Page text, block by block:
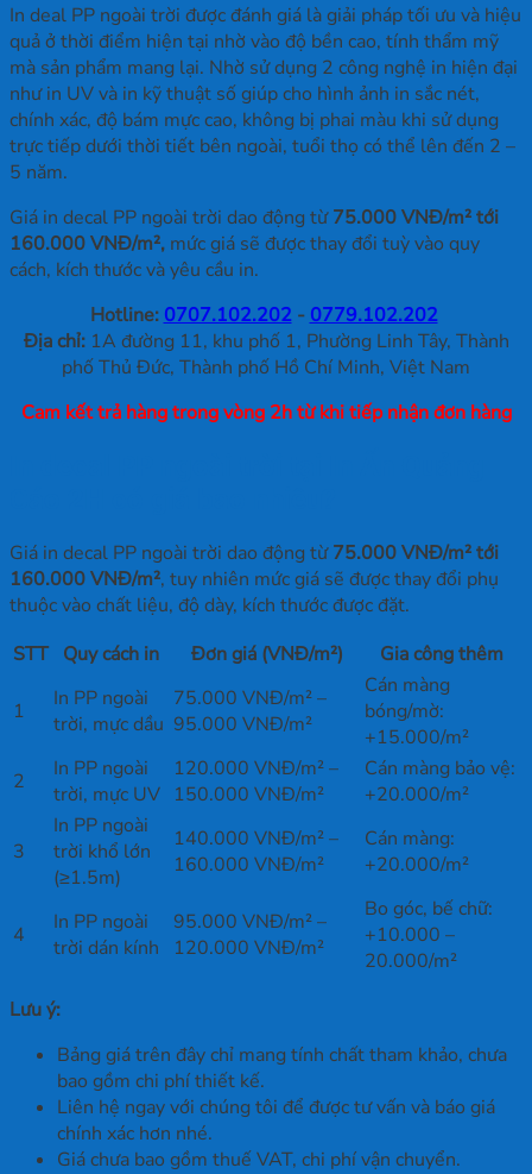
In deal PP ngoài trời được đánh giá là giải pháp tối ưu và hiệu
quả ở thời điểm hiện tại nhờ vào độ bền cao, tính thẩm mỹ
mà sản phẩm mang lại. Nhờ sử dụng 2 công nghệ in hiện đại
như in UV và in kỹ thuật số giúp cho hình ảnh in sắc nét,
chính xác, độ bám mực cao, không bị phai màu khi sử dụng
trực tiếp dưới thời tiết bên ngoài, tuổi thọ có thể lên đến 2 –
5 năm.
Giá in decal PP ngoài trời dao động từ75.000 VNĐ/m² tới
160.000 VNĐ/m², mức giá sẽ được thay đổi tuỳ vào quy
cách, kích thước và yêu cầu in.
Hotline: 0707.102.202- 0779.102.202
Địa chỉ:1A đường 11, khu phố 1, Phường Linh Tây, Thành
phố Thủ Đức, Thành phố Hồ Chí Minh, Việt Nam
Cam kết trả hàng trong vòng 2h từ khi tiếp nhận đơn hàng
Giá in decal PP ngoài trời dao động từ75.000 VNĐ/m² tới
160.000 VNĐ/m², tuy nhiên mức giá sẽ được thay đổi phụ
thuộc vào chất liệu, độ dày, kích thước được đặt.
STT Quy cách in Đơn giá (VNĐ/m²) Gia công thêm
1
In PP ngoài
trời, mực dầu
75.000 VNĐ/m² –
95.000 VNĐ/m²
Cán màng
bóng/mờ:
+15.000/m²
2
In PP ngoài
trời, mực UV
120.000 VNĐ/m² –
150.000 VNĐ/m²
Cán màng bảo vệ:
+20.000/m²
3
In PP ngoài
trời khổ lớn
(≥1.5m)
140.000 VNĐ/m² –
160.000 VNĐ/m²
Cán màng:
+20.000/m²
4
In PP ngoài
trời dán kính
95.000 VNĐ/m² –
120.000 VNĐ/m²
Bo góc, bế chữ:
+10.000 –
20.000/m²
Lưu ý:
Bảng giá trên đây chỉ mang tính chất tham khảo, chưa
bao gồm chi phí thiết kế.
Liên hệ ngay với chúng tôi để được tư vấn và báo giá
chính xác hơn nhé.
Giá chưa bao gồm thuế VAT, chi phí vận chuyển.